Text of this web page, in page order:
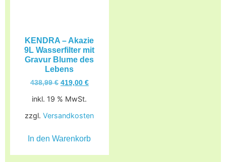
KENDRA – Akazie
9L Wasserfilter mit
Gravur Blume des
Lebens
438,99€ 419,00 €
inkl. 19 % MwSt.
zzgl.Versandkosten
In den Warenkorb